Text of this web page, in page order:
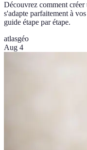
Découvrez comment créer
s'adapte parfaitement à
guide étape par étape.
atlasgéo
Aug 4